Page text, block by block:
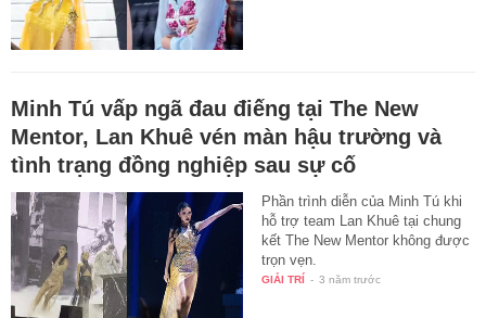
Minh Tú vấp ngã đau điếng tại The New
Mentor, Lan Khuê vén màn hậu trường và
tình trạng đồng nghiệp sau sự cố
Phần trình diễn của Minh Tú khi
hỗ trợ team Lan Khuê tại chung
kết The New Mentor không được
trọn vẹn.
GIẢI TRÍ - 3 năm trước